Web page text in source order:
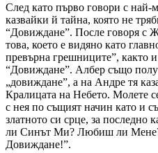
След като първо говори с най-
казвайки й тайна, която не
“Довиждане”. После говоря с
това, което е видяно като
превърна грешниците”, както
“Довиждане”. Албер също
„довиждане”, а на Андре тя
Кралицата на Небето. Молете
с нея по същият начин като и
златното си срце, за последно
ли Синът Ми? Любиш ли Мене?
Довиждане!”.